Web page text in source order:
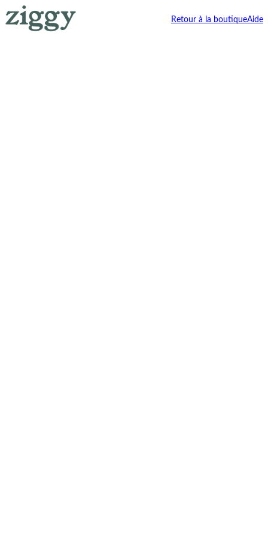
Retour à la boutiqueAide